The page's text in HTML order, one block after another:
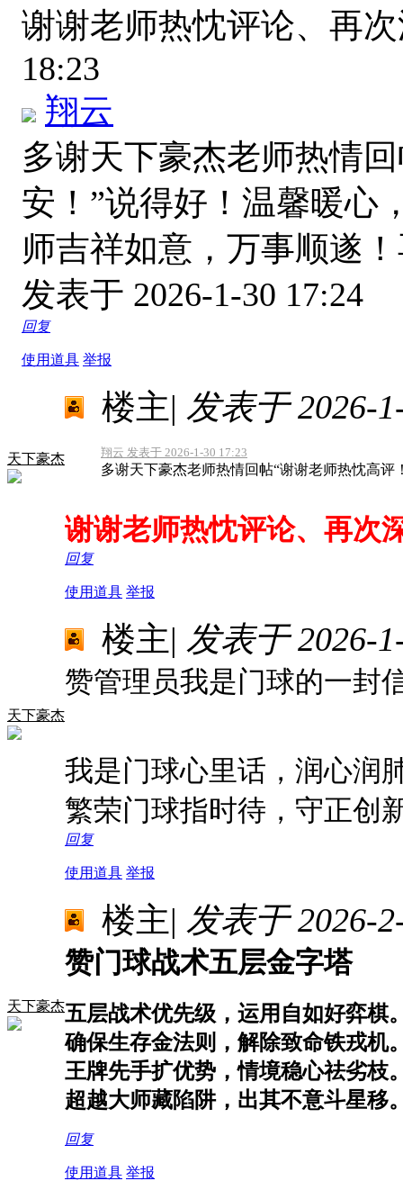
谢谢老师热忱评论、再
18:23
翔云
多谢天下豪杰老师热情
安！”说得好！温馨暖心
师吉祥如意，万事顺遂
发表于 2026-1-30 17:24
回复
使用道具 举报
天下豪杰
楼主| 发表于 2026-
翔云 发表于 2026-1-30 17:23
多谢天下豪杰老师热情回帖“谢谢老师热忱高
谢谢老师热忱评论、再次
回复
使用道具 举报
天下豪杰
楼主| 发表于 2026-
赞管理员我是门球的一封
我是门球心里话，润心润
繁荣门球指时待，守正创
回复
使用道具 举报
天下豪杰
楼主| 发表于 2026-
赞门球战术五层金字塔
五层战术优先级，运用自如好弈棋
确保生存金法则，解除致命铁戎机
王牌先手扩优势，情境稳心祛劣枝
超越大师藏陷阱，出其不意斗星移
回复
使用道具 举报